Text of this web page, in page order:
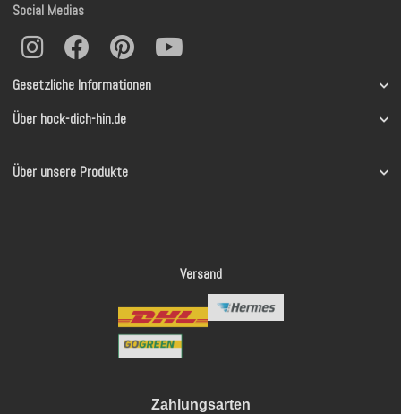
Gesetzliche Informationen
Über hock-dich-hin.de
Über unsere Produkte
Social Medias
Versand
Zahlungsarten